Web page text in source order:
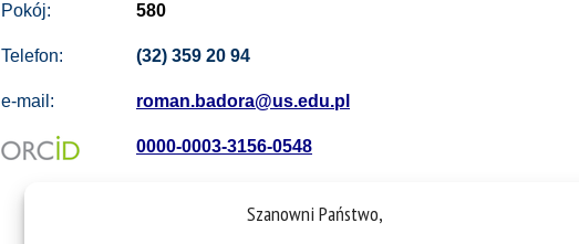
Szanowni Państwo,
Pokój:
Telefon:
e-mail:
580
(32) 359 20 94
roman.badora@us.edu.pl
0000-0003-3156-0548